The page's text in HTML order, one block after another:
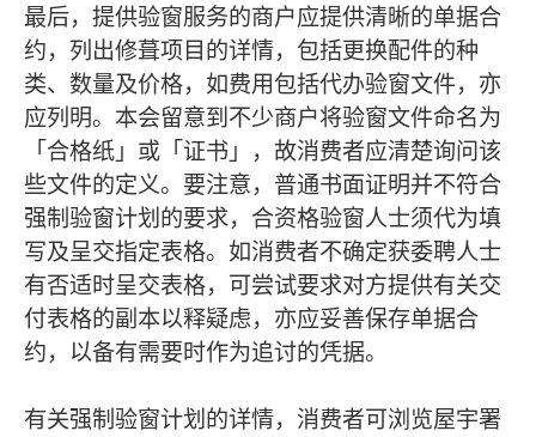
最后，提供验窗服务的商户应提供清晰的单据合
约，列出修葺项目的详情，包括更换配件的种
类、数量及价格，如费用包括代办验窗文件，亦
应列明。本会留意到不少商户将验窗文件命名为
「合格纸」或「证书」，故消费者应清楚询问该
些文件的定义。要注意，普通书面证明并不符合
强制验窗计划的要求，合资格验窗人士须代为填
写及呈交指定表格。如消费者不确定获委聘人士
有否适时呈交表格，可尝试要求对方提供有关交
付表格的副本以释疑虑，亦应妥善保存单据合
约，以备有需要时作为追讨的凭据。
有关强制验窗计划的详情，消费者可浏览屋宇署